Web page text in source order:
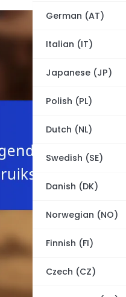
German (AT)
Italian (IT)
Japanese (JP)
Polish (PL)
Dutch (NL)
Swedish (SE)
Danish (DK)
Norwegian (NO)
Finnish (FI)
Czech (CZ)